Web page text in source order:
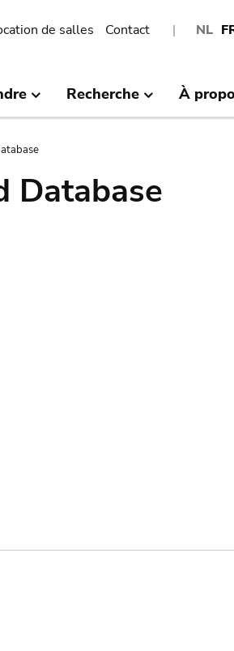
NL
de salles Contact
Recherche À
Database